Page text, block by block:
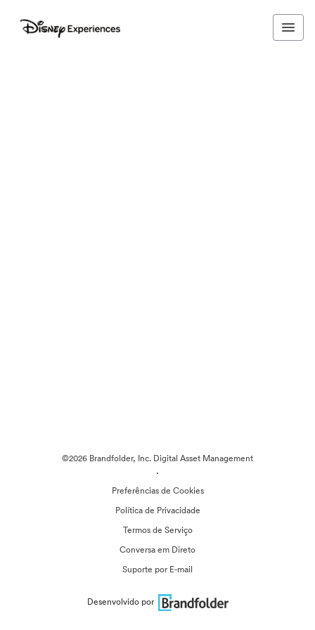
©2026 Brandfolder, Inc. Digital Asset Management
·
Preferências de Cookies
Política de Privacidade
Termos de Serviço
Conversa em Direto
Suporte por E-mail
Desenvolvido por